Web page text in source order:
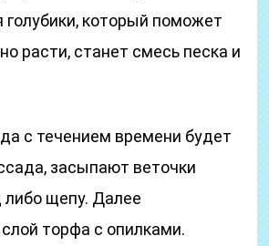
голубики, который поможет
расти, станет смесь песка и
с течением времени будет
засыпают веточки
либо щепу. Далее
торфа с опилками.